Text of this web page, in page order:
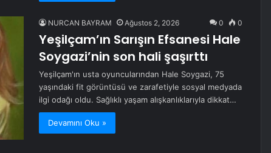
NURCAN BAYRAM Ağustos 2, 2026 0 0
Yeşilçam’ın Sarışın Efsanesi Hale
Soygazi’nin son hali şaşırttı
Yeşilçam'ın usta oyuncularından Hale Soygazi, 75
yaşındaki fit görüntüsü ve zarafetiyle sosyal medyada
ilgi odağı oldu. Sağlıklı yaşam alışkanlıklarıyla dikkat…
Devamını Oku »